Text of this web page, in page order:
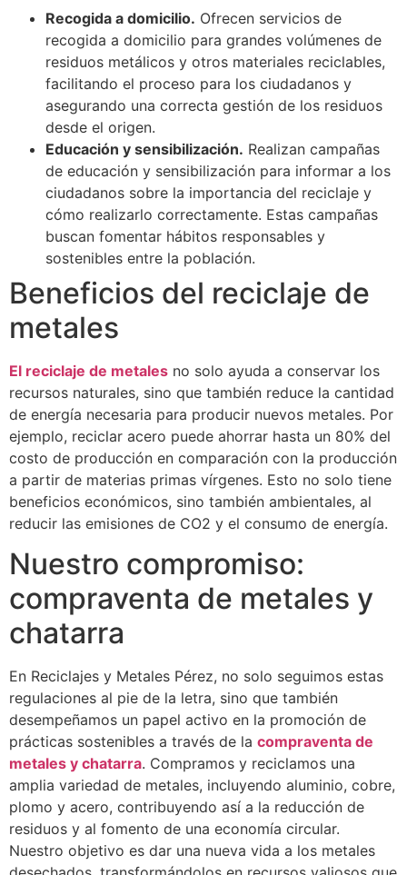
Recogida a domicilio. Ofrecen servicios de
recogida a domicilio para grandes volúmenes de
residuos metálicos y otros materiales reciclables,
facilitando el proceso para los ciudadanos y
asegurando una correcta gestión de los residuos
desde el origen.
Educación y sensibilización. Realizan campañas
de educación y sensibilización para informar a los
ciudadanos sobre la importancia del reciclaje y
cómo realizarlo correctamente. Estas campañas
buscan fomentar hábitos responsables y
sostenibles entre la población.
Beneficios del reciclaje de
metales
El reciclaje de metales no solo ayuda a conservar los
recursos naturales, sino que también reduce la cantidad
de energía necesaria para producir nuevos metales. Por
ejemplo, reciclar acero puede ahorrar hasta un 80% del
costo de producción en comparación con la producción
a partir de materias primas vírgenes. Esto no solo tiene
beneficios económicos, sino también ambientales, al
reducir las emisiones de CO2 y el consumo de energía.
Nuestro compromiso:
compraventa de metales y
chatarra
En Reciclajes y Metales Pérez, no solo seguimos estas
regulaciones al pie de la letra, sino que también
desempeñamos un papel activo en la promoción de
prácticas sostenibles a través de la compraventa de
metales y chatarra. Compramos y reciclamos una
amplia variedad de metales, incluyendo aluminio, cobre,
plomo y acero, contribuyendo así a la reducción de
residuos y al fomento de una economía circular.
Nuestro objetivo es dar una nueva vida a los metales